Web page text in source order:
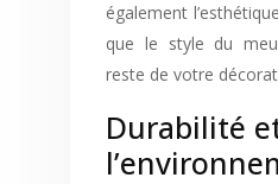
également
que le style du
reste de votre
Durabilité